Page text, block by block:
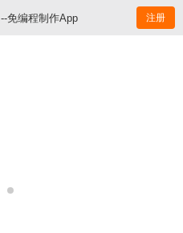
--免编程制作App 注册